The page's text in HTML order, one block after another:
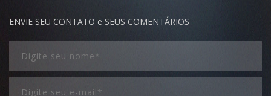
ENVIE SEU CONTATO e SEUS COMENTÁRIOS